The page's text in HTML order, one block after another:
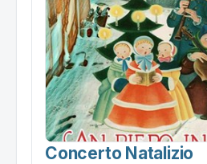
Concerto Natalizio